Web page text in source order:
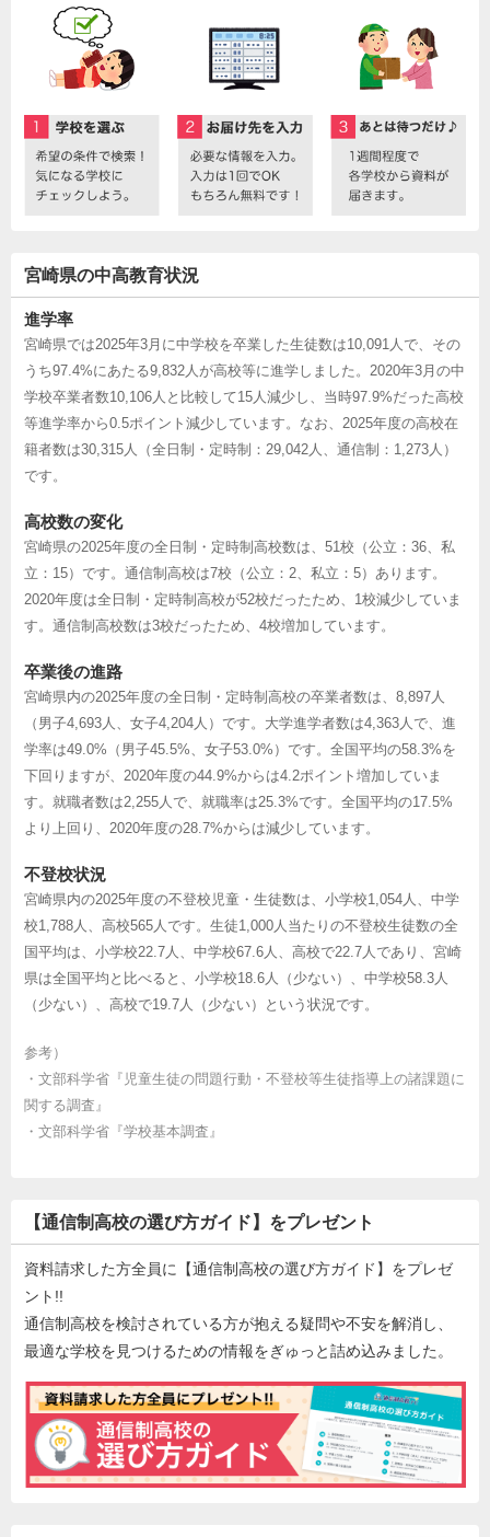
宮崎県の中高教育状況
進学率
宮崎県では2025年3月に中学校を卒業した生徒数は10,091人で、その
うち97.4%にあたる9,832人が高校等に進学しました。2020年3月の中
学校卒業者数10,106人と比較して15人減少し、当時97.9%だった高校
等進学率から0.5ポイント減少しています。なお、2025年度の高校在
籍者数は30,315人（全日制・定時制：29,042人、通信制：1,273人）
です。
高校数の変化
宮崎県の2025年度の全日制・定時制高校数は、51校（公立：36、私
立：15）です。通信制高校は7校（公立：2、私立：5）あります。
2020年度は全日制・定時制高校が52校だったため、1校減少していま
す。通信制高校数は3校だったため、4校増加しています。
卒業後の進路
宮崎県内の2025年度の全日制・定時制高校の卒業者数は、8,897人
（男子4,693人、女子4,204人）です。大学進学者数は4,363人で、進
学率は49.0%（男子45.5%、女子53.0%）です。全国平均の58.3%を
下回りますが、2020年度の44.9%からは4.2ポイント増加していま
す。就職者数は2,255人で、就職率は25.3%です。全国平均の17.5%
より上回り、2020年度の28.7%からは減少しています。
不登校状況
宮崎県内の2025年度の不登校児童・生徒数は、小学校1,054人、中学
校1,788人、高校565人です。生徒1,000人当たりの不登校生徒数の全
国平均は、小学校22.7人、中学校67.6人、高校で22.7人であり、宮崎
県は全国平均と比べると、小学校18.6人（少ない）、中学校58.3人
（少ない）、高校で19.7人（少ない）という状況です。
参考）
・ 文部科学省『児童生徒の問題行動・不登校等生徒指導上の諸課題に
関する調査』
・ 文部科学省『学校基本調査』
【通信制高校の選び方ガイド】をプレゼント
資料請求した方全員に【通信制高校の選び方ガイド】をプレゼ
ント!!
通信制高校を検討されている方が抱える疑問や不安を解消し、
最適な学校を見つけるための情報をぎゅっと詰め込みました。